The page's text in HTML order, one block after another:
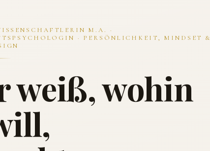
M.A. ·
· PERSÖNLICHKEIT, MINDSET &
weiß, wohin